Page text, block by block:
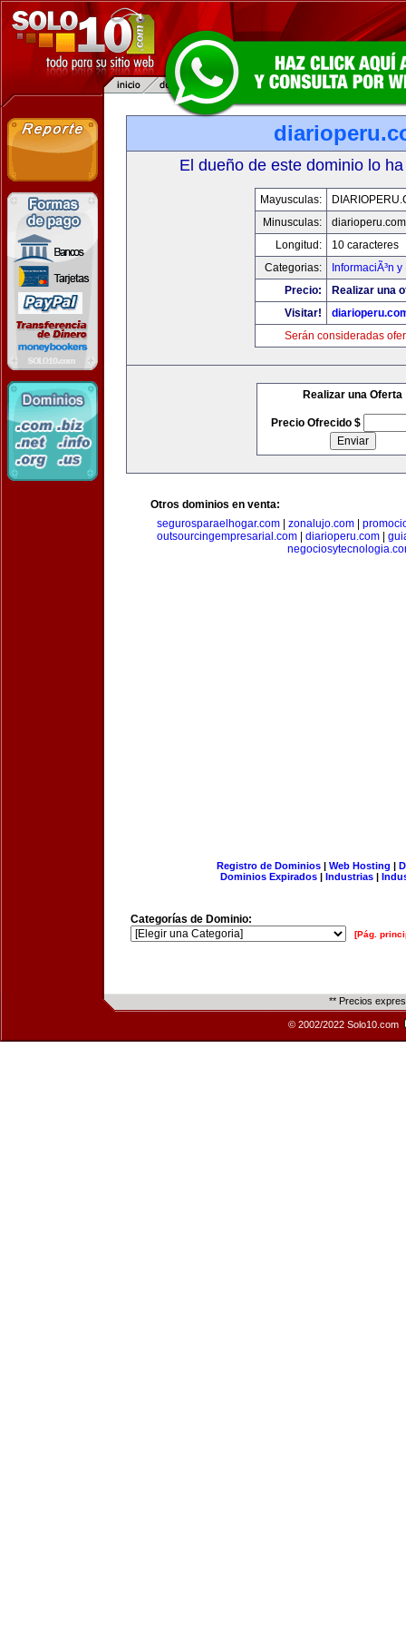
El dueño de este dominio lo
Mayusculas:
Minusculas:
diarioperu.com
Longitud:
10 caracteres
Categorias:
InformaciÃ³n
Precio:
Realizar una
Visitar!
Serán consideradas
Realizar una Oferta
Precio Ofrecido $
Otros dominios en venta:
segurosparaelhogar.com| zonalujo.com|
outsourcingempresarial.com| diarioperu.com|
Registro de Dominios| Web Hosting |
Dominios Expirados | Industrias |
Categorías de Dominio:
[Pág.
** Precios
© 2002/2022 Solo10.com